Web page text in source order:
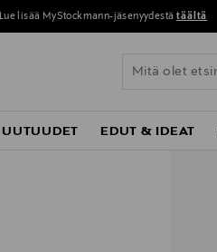
Lue lisää MyStockmann-jäsenyydestä täältä
UUTUUDET EDUT & IDEAT